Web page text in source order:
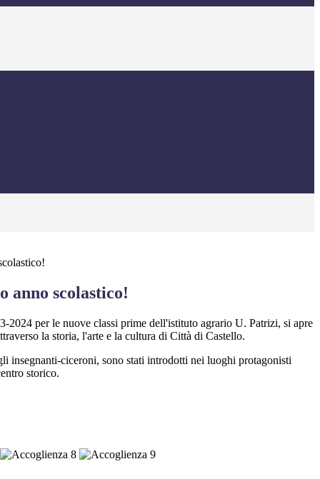
anno scolastico!
2024 per le nuove classi prime dell'istituto agrario U. Patrizi, si apre
la storia, l'arte e la cultura di Città di Castello.
insegnanti-ciceroni, sono stati introdotti nei luoghi protagonisti
storico.